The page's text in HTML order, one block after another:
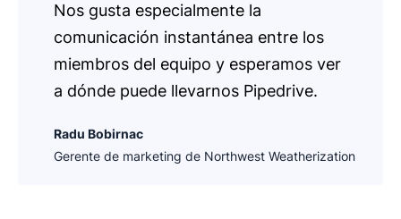
Nos gusta especialmente la
comunicación instantánea entre los
miembros del equipo y esperamos ver
a dónde puede llevarnos Pipedrive.
Radu Bobirnac
Gerente de marketing de Northwest Weatherization